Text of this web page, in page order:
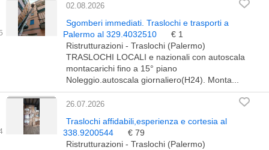
02.08.2026
Sgomberi immediati. Traslochi e trasporti a
Palermo al 329.4032510
€ 1
Ristrutturazioni - Traslochi (Palermo)
TRASLOCHI LOCALI e nazionali con autoscala
montacarichi fino a 15° piano
Noleggio.autoscala giornaliero(H24). Monta...
26.07.2026
Traslochi affidabili,esperienza e cortesia al
338.9200544
€ 79
Ristrutturazioni - Traslochi (Palermo)